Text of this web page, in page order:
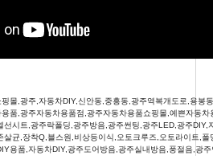
몰,광주,자동차DIY,신안동,중흥동,광주역복개도로,용봉
품,광주자동차용품점,광주자동차용품쇼핑몰,예쁜자동
시트,광주락폴딩,광주방음,광주썬팅,광주LED,광주
균,장착Q,블스원,비상등이식,오토크루즈,오토라이트,
용품,자동차DIY,광주도어방음,광주실내방음,풍절음,광